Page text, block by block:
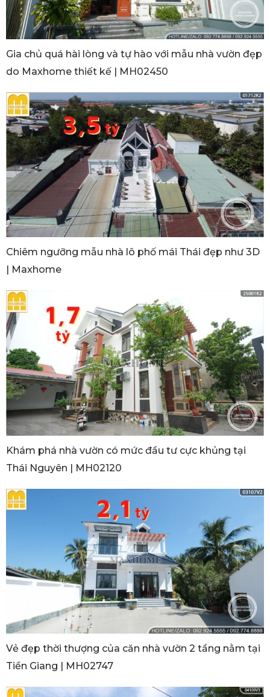
Gia chủ quá hài lòng và tự hào với mẫu nhà vườn đẹp
do Maxhome thiết kế | MH02450
Chiêm ngưỡng mẫu nhà lô phố mái Thái đẹp như 3D
| Maxhome
Khám phá nhà vườn có mức đầu tư cực khủng tại
Thái Nguyên | MH02120
Vẻ đẹp thời thượng của căn nhà vườn 2 tầng nằm tại
Tiền Giang | MH02747